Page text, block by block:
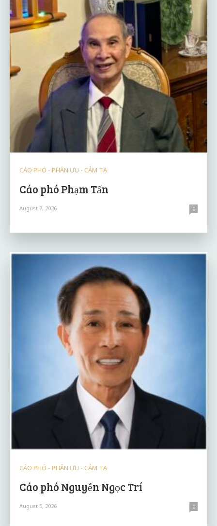
CÁO PHÓ - PHÂN ƯU - CẢM TẠ
Cáo phó Phạm Tấn
August 7, 2026 0
CÁO PHÓ - PHÂN ƯU - CẢM TẠ
Cáo phó Nguyễn Ngọc Trí
August 5, 2026 0